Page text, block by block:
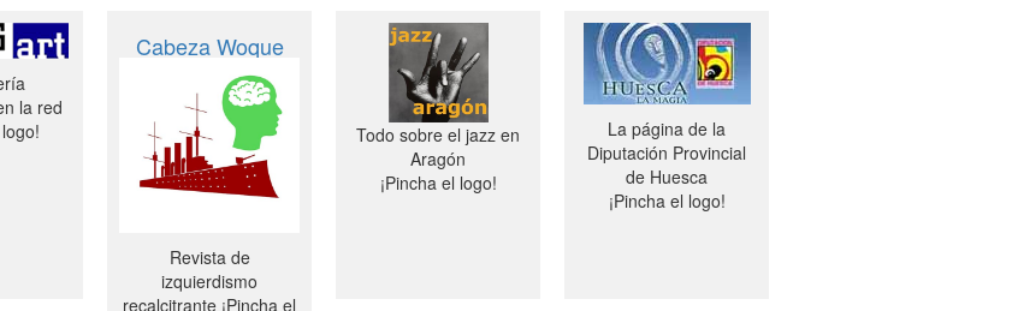
la red
Cabeza Woque
Revista de
izquierdismo
recalcitrante ¡Pincha el
Todo sobre el jazz en
Aragón
¡Pincha el logo!
La página de la
Diputación Provincial
de Huesca
¡Pincha el logo!